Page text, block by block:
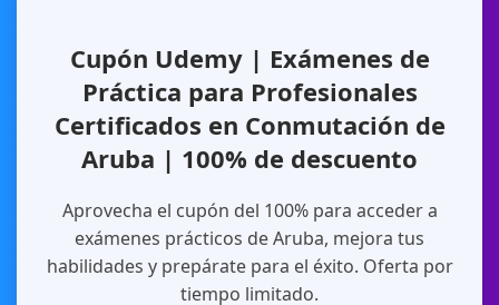
Cupón Udemy | Exámenes de
Práctica para Profesionales
Certificados en Conmutación de
Aruba | 100% de descuento
Aprovecha el cupón del 100% para acceder a
exámenes prácticos de Aruba, mejora tus
habilidades y prepárate para el éxito. Oferta por
tiempo limitado.